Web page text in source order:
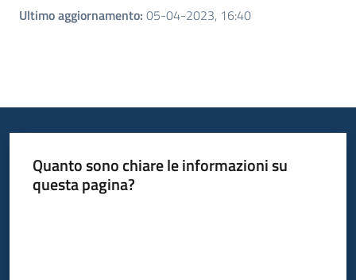
Ultimo aggiornamento: 05-04-2023, 16:40
Quanto sono chiare le informazioni su
questa pagina?